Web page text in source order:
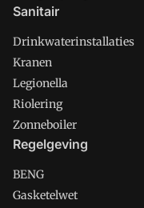
Sanitair
Drinkwaterinstallaties
Kranen
Legionella
Riolering
Zonneboiler
Regelgeving
BENG
Gasketelwet